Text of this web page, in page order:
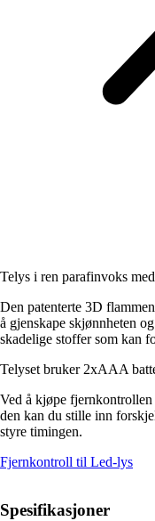
Telys i ren parafinvoks
Den patenterte 3D
å gjenskape skjønnheten
skadelige stoffer som kan
Telyset bruker 2xAAA
Ved å kjøpe
den kan du stille inn
styre timingen.
Fjernkontroll til Led-lys
Spesifikasjoner